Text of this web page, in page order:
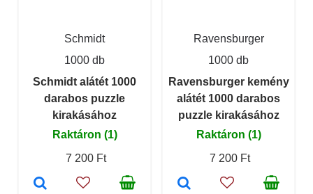
Schmidt
1000 db
Schmidt alátét 1000
darabos puzzle
kirakásához
Raktáron (1)
7 200 Ft
Ravensburger
1000 db
Ravensburger kemény
alátét 1000 darabos
puzzle kirakásához
Raktáron (1)
7 200 Ft